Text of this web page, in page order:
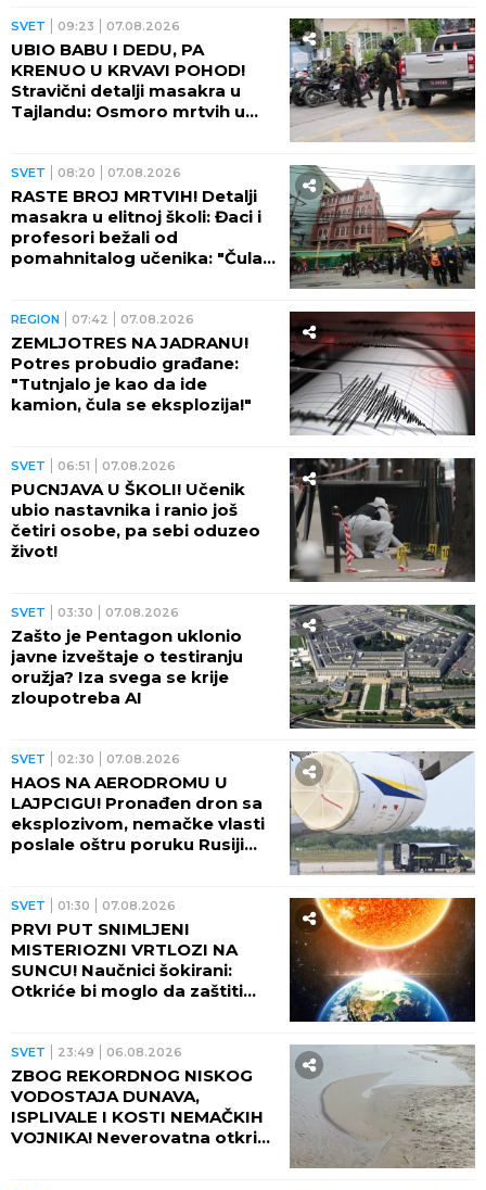
SVET 09:23 07.08.2026
UBIO BABU I DEDU, PA
KRENUO U KRVAVI POHOD!
Stravični detalji masakra u
Tajlandu: Osmoro mrtvih u
SVET 08:20 07.08.2026
RASTE BROJ MRTVIH! Detalji
masakra u elitnoj školi: Đaci i
profesori bežali od
pomahnitalog učenika: "Čula
REGION 07:42 07.08.2026
ZEMLJOTRES NA JADRANU!
Potres probudio građane:
"Tutnjalo je kao da ide
kamion, čula se eksplozija!"
SVET 06:51 07.08.2026
PUCNJAVA U ŠKOLI! Učenik
ubio nastavnika i ranio još
četiri osobe, pa sebi oduzeo
život!
SVET 03:30 07.08.2026
Zašto je Pentagon uklonio
javne izveštaje o testiranju
oružja? Iza svega se krije
zloupotreba AI
SVET 02:30 07.08.2026
HAOS NA AERODROMU U
LAJPCIGU! Pronađen dron sa
eksplozivom, nemačke vlasti
poslale oštru poruku Rusiji
SVET 01:30 07.08.2026
PRVI PUT SNIMLJENI
MISTERIOZNI VRTLOZI NA
SUNCU! Naučnici šokirani:
Otkriće bi moglo da zaštiti
SVET 23:49 06.08.2026
ZBOG REKORDNOG NISKOG
VODOSTAJA DUNAVA,
ISPLIVALE I KOSTI NEMAČKIH
VOJNIKA! Neverovatna otkrića